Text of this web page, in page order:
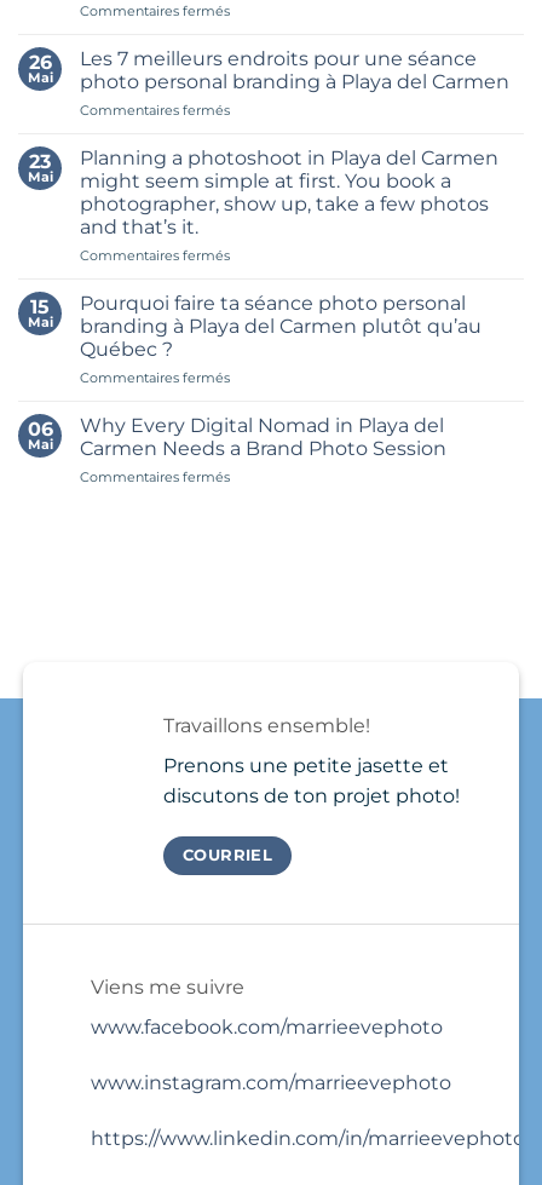
Commentaires ferméssur
to
Build
a
Month’s
of
Content
in
One
Shoot
Riviera
Maya
26
Mai
Les 7 meilleurs endroits pour une séance
photo personal branding à Playa del Carmen
Commentaires ferméssur
7
meilleurs
endroits
pour
séance
personal
branding
à
del
23
Mai
Planning a photoshoot in Playa del Carmen
might seem simple at first. You book a
photographer, show up, take a few photos
and that’s it.
Commentaires ferméssur
a
photoshoot
in
del
might
seem
simple
at
and
it.
15
Mai
Pourquoi faire ta séance photo personal
branding à Playa del Carmen plutôt qu’au
Québec ?
Commentaires ferméssur
faire
séance
photo
06
Mai
Why Every Digital Nomad in Playa del
Carmen Needs a Brand Photo Session
Commentaires ferméssur
Photo
Travaillons ensemble!
Prenons une petite jasette et
discutons de ton projet photo!
COURRIEL
Viens me suivre
www.facebook.com/marrieevephoto
www.instagram.com/marrieevephoto
https://www.linkedin.com/in/marrieevephoto/